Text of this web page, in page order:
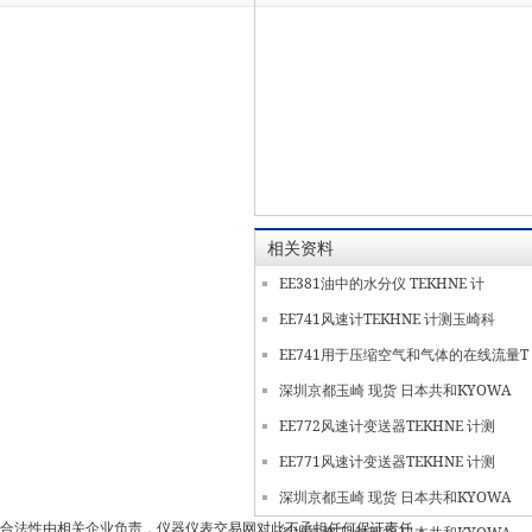
相关资料
EE381油中的水分仪 TEKHNE 计
EE741风速计TEKHNE 计测玉崎科
EE741用于压缩空气和气体的在线流量T
深圳京都玉崎 现货 日本共和KYOWA
EE772风速计变送器TEKHNE 计测
EE771风速计变送器TEKHNE 计测
深圳京都玉崎 现货 日本共和KYOWA
法性由相关企业负责，仪器仪表交易网对此不承担任何保证责任。